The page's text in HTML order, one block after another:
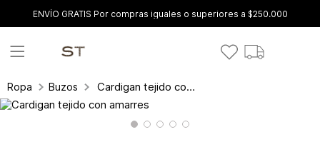
ENVÍO GRATIS Por compras iguales o superiores a $250.000
Ropa Buzos Cardigan tejido con amarres